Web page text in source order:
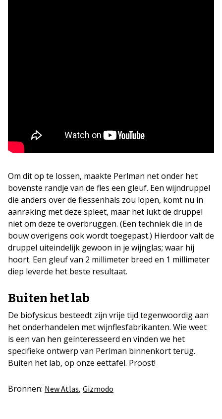
Om dit op te lossen, maakte Perlman net onder het
bovenste randje van de fles een gleuf. Een wijndruppel
die anders over de flessenhals zou lopen, komt nu in
aanraking met deze spleet, maar het lukt de druppel
niet om deze te overbruggen. (Een techniek die in de
bouw overigens ook wordt toegepast.) Hierdoor valt de
druppel uiteindelijk gewoon in je wijnglas; waar hij
hoort. Een gleuf van 2 millimeter breed en 1 millimeter
diep leverde het beste resultaat.
Buiten het lab
De biofysicus besteedt zijn vrije tijd tegenwoordig aan
het onderhandelen met wijnflesfabrikanten. Wie weet
is een van hen geïnteresseerd en vinden we het
specifieke ontwerp van Perlman binnenkort terug.
Buiten het lab, op onze eettafel. Proost!
Bronnen: New Atlas, Gizmodo